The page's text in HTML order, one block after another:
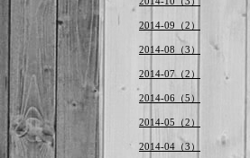
2014-09（2）
2014-08（3）
2014-07（2）
2014-06（5）
2014-05（2）
2014-04（3）